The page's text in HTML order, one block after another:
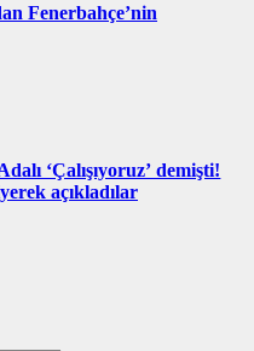
Fenerbahçe’nin
‘Çalışıyoruz’ demişti!
açıkladılar